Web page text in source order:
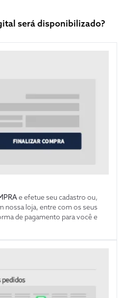
será disponibilizado?
e efetue seu cadastro ou,
nossa loja, entre com os seus
de pagamento para você e